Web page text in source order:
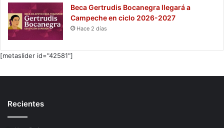
Beca Gertrudis Bocanegra llegará a
Campeche en ciclo 2026-2027
Hace 2 días
[metaslider id="42581"]
Recientes